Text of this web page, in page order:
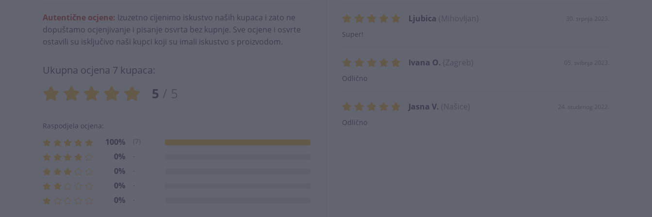
Autentične ocjene: Izuzetno cijenimo iskustvo naših kupaca i zato ne
dopuštamo ocjenjivanje i pisanje osvrta bez kupnje. Sve ocjene i osvrte
ostavili su isključivo naši kupci koji su imali iskustvo s proizvodom.
Ukupna ocjena 7 kupaca:
5 / 5
Raspodjela ocjena:
100% (7)
0% -
0% -
0% -
0% -
Ljubica (Mihovljan) 30. srpnja 2023.
Super!
Ivana O. (Zagreb) 05. svibnja 2023.
Odlično
Jasna V. (Našice) 24. studenog 2022.
Odlično